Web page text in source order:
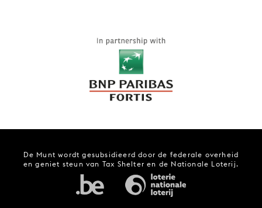
De Munt wordt gesubsidieerd door de federale overheid
en geniet steun van Tax Shelter en de Nationale Loterij.